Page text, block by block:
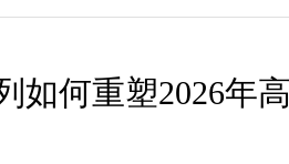
如何重塑2026年